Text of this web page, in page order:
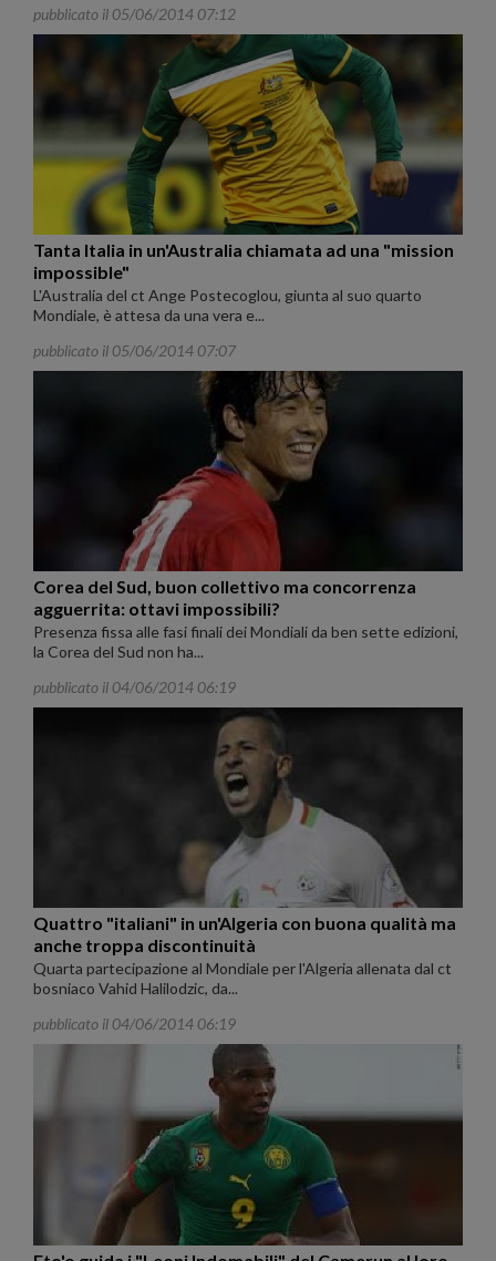
pubblicato il 05/06/2014 07:12
Tanta Italia in un'Australia chiamata ad una "mission
impossible"
L'Australia del ct Ange Postecoglou, giunta al suo quarto
Mondiale, è attesa da una vera e...
pubblicato il 05/06/2014 07:07
Corea del Sud, buon collettivo ma concorrenza
agguerrita: ottavi impossibili?
Presenza fissa alle fasi finali dei Mondiali da ben sette edizioni,
la Corea del Sud non ha...
pubblicato il 04/06/2014 06:19
Quattro "italiani" in un'Algeria con buona qualità ma
anche troppa discontinuità
Quarta partecipazione al Mondiale per l'Algeria allenata dal ct
bosniaco Vahid Halilodzic, da...
pubblicato il 04/06/2014 06:19